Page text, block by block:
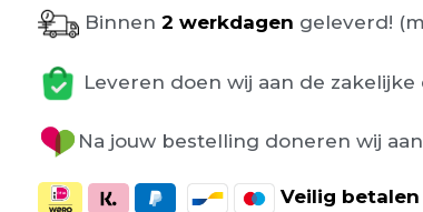
Binnen 2 werkdagen geleverd!
Leveren doen wij aan de
Na jouw bestelling doneren wij
Veilig betalen